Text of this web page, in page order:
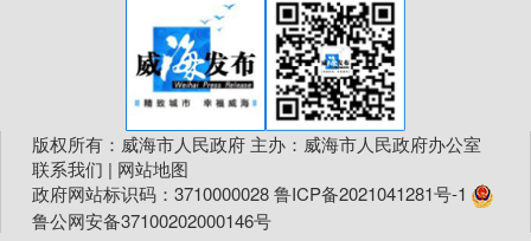
版权所有：威海市人民政府 主办：威海市人民政府办公室
联系我们 | 网站地图
政府网站标识码：3710000028鲁ICP备2021041281号-1
鲁公网安备37100202000146号